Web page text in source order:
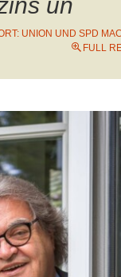
UNION UND SPD
FULL